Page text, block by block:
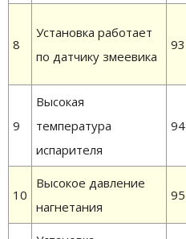
8
Установка работает
по датчику змеевика
93
9
Высокая
температура
испарителя
94
10
Высокое давление
нагнетания
95